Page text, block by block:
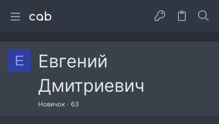
Е
Евгений
Дмитриевич
Новичок · 63